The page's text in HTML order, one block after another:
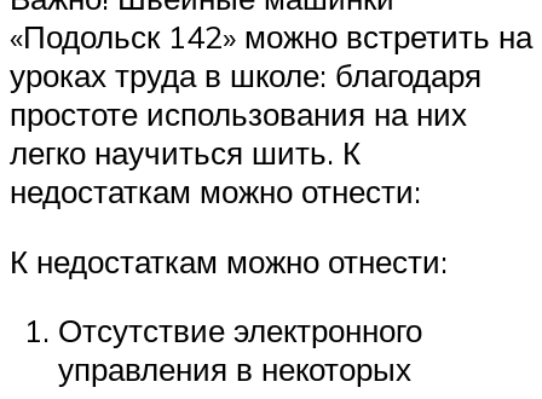
«Подольск 142» можно встретить на
уроках труда в школе: благодаря
простоте использования на них
легко научиться шить. К
недостаткам можно отнести:
К недостаткам можно отнести:
Отсутствие электронного
управления в некоторых